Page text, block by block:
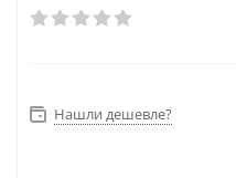
Нашли дешевле?